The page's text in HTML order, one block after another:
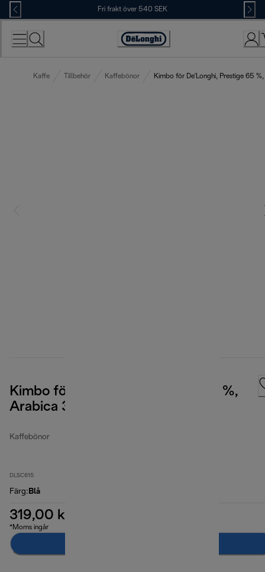
Skip
to
Content
Fri frakt över 540 SEK
Accessibility
Kaffe Tillbehör Kaffebönor Kimbo för De'Longhi, Prestige 65
Kimbo för De'Longhi, Prestige 65 %,
Arabica 35 % Robusta, 1 kg
Kaffebönor
DLSC615
Färg: Blå
319,00 kr
*Moms ingår